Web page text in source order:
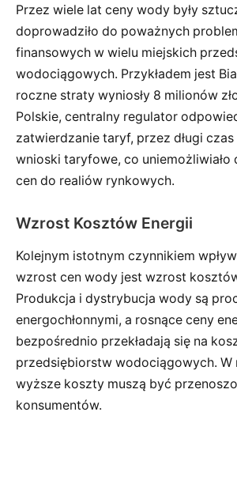
Przez wiele lat ceny wody były
doprowadziło do poważnych
finansowych w wielu miejskich
wodociągowych. Przykładem jest
roczne straty wyniosły 8 milionów
Polskie, centralny regulator
zatwierdzanie taryf, przez długi czas
wnioski taryfowe, co uniemożliwiało
cen do realiów rynkowych.
Wzrost Kosztów Energii
Kolejnym istotnym czynnikiem
wzrost cen wody jest wzrost
Produkcja i dystrybucja wody są
energochłonnymi, a rosnące ceny
bezpośrednio przekładają się na
przedsiębiorstw wodociągowych. W
wyższe koszty muszą być
konsumentów.